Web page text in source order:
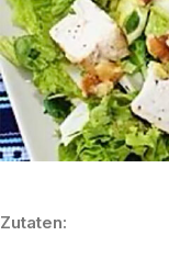
Zutaten: